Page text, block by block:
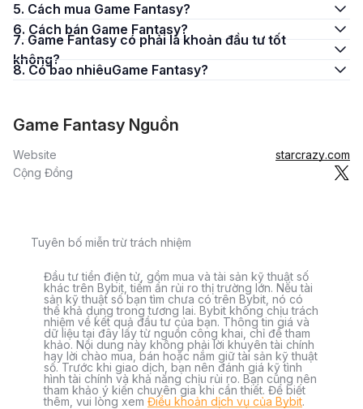
5. Cách mua Game Fantasy?
6. Cách bán Game Fantasy?
7. Game Fantasy có phải là khoản đầu tư tốt
không?
8. Có bao nhiêuGame Fantasy?
Game Fantasy Nguồn
Website
starcrazy.com
Cộng Đồng
Tuyên bố miễn trừ trách nhiệm
Đầu tư tiền điện tử, gồm mua và tài sản kỹ thuật số
khác trên Bybit, tiềm ẩn rủi ro thị trường lớn. Nếu tài
sản kỹ thuật số bạn tìm chưa có trên Bybit, nó có
thể khả dụng trong tương lai. Bybit không chịu trách
nhiệm về kết quả đầu tư của bạn. Thông tin giá và
dữ liệu tại đây lấy từ nguồn công khai, chỉ để tham
khảo. Nội dung này không phải lời khuyên tài chính
hay lời chào mua, bán hoặc nắm giữ tài sản kỹ thuật
số. Trước khi giao dịch, bạn nên đánh giá kỹ tình
hình tài chính và khả năng chịu rủi ro. Bạn cũng nên
tham khảo ý kiến chuyên gia khi cần thiết. Để biết
thêm, vui lòng xem Điều khoản dịch vụ của Bybit.